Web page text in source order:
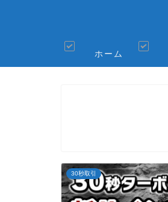
ホーム
30秒取引